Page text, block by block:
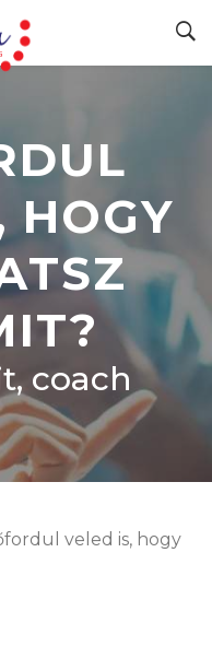
HOGY
coach
veled is, hogy